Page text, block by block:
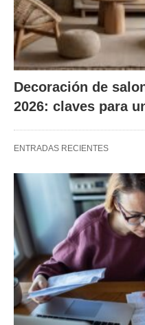
Decoración de
2026: claves para
ENTRADAS RECIENTES